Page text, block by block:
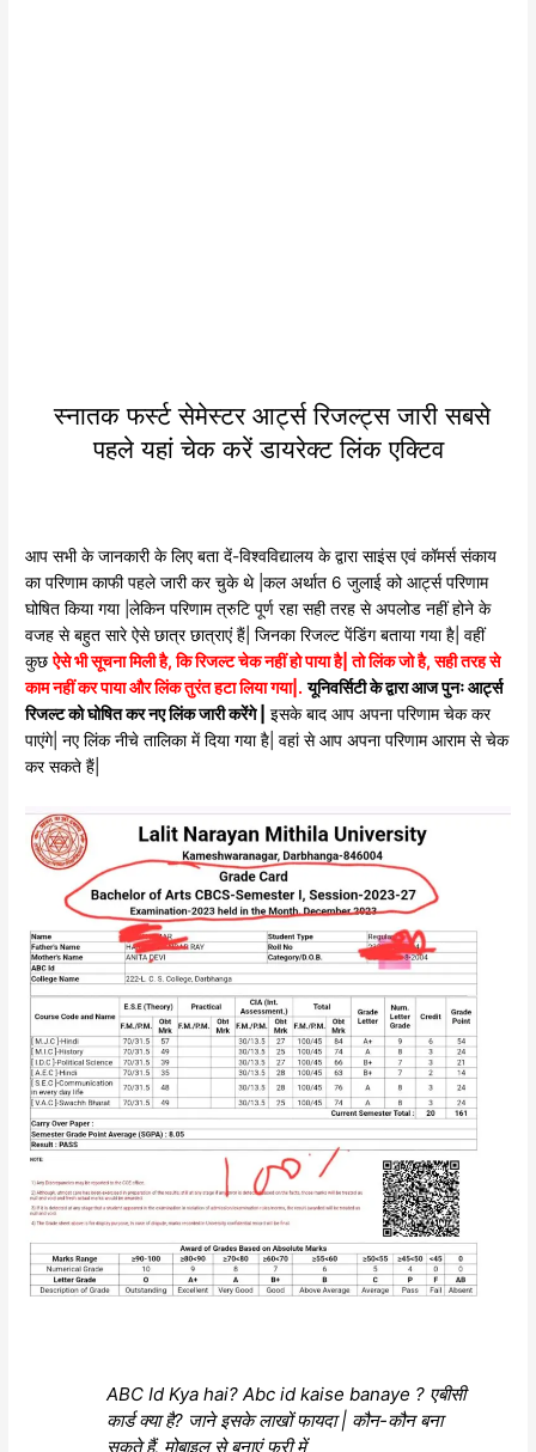
स्नातक फर्स्ट सेमेस्टर आर्ट्स रिजल्ट्स जारी सबसे
पहले यहां चेक करें डायरेक्ट लिंक एक्टिव
आप सभी के जानकारी के लिए बता दें-विश्वविद्यालय के द्वारा साइंस एवं कॉमर्स संकाय
का परिणाम काफी पहले जारी कर चुके थे |कल अर्थात 6 जुलाई को आर्ट्स परिणाम
घोषित किया गया |लेकिन परिणाम त्रुटि पूर्ण रहा सही तरह से अपलोड नहीं होने के
वजह से बहुत सारे ऐसे छात्र छात्राएं हैं| जिनका रिजल्ट पेंडिंग बताया गया है| वहीं
कुछऐसे भी सूचना मिली है, कि रिजल्ट चेक नहीं हो पाया है| तो लिंक जो है, सही तरह से
काम नहीं कर पाया और लिंक तुरंत हटा लिया गया|. यूनिवर्सिटी के द्वारा आज पुनः आर्ट्स
रिजल्ट को घोषित कर नए लिंक जारी करेंगे |
इसके बाद आप अपना परिणाम चेक कर
पाएंगे| नए लिंक नीचे तालिका में दिया गया है| वहां से आप अपना परिणाम आराम से चेक
कर सकते हैं|
ABC Id Kya hai? Abc id kaise banaye ? एबीसी
कार्ड क्या है? जाने इसके लाखों फायदा | कौन-कौन बना
सकते हैं, मोबाइल से बनाएं फ्री में